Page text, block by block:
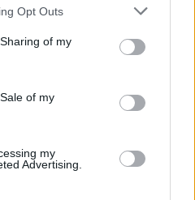
app uses one or more Google
behaviour. You may click to
and its third-party tags to
purposes in below Google
Opt Outs
of my
of my
my
Advertising.